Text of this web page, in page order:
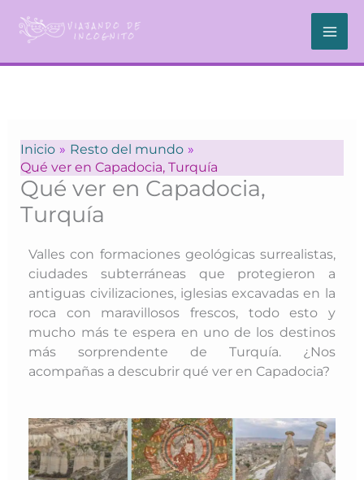
contenido
Inicio
Resto del mundo
Qué ver en Capadocia, Turquía
Qué ver en Capadocia,
Turquía
Valles con formaciones geológicas surrealistas,
ciudades subterráneas que protegieron a
antiguas civilizaciones, iglesias excavadas en la
roca con maravillosos frescos, todo esto y
mucho más te espera en uno de los destinos
más sorprendente de Turquía. ¿Nos
acompañas a descubrir qué ver en Capadocia?